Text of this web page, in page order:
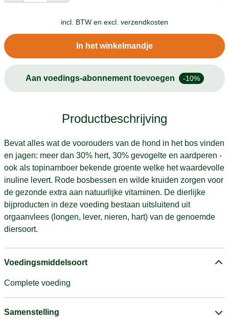
incl. BTW en excl. verzendkosten
In het winkelmandje
Aan voedings-abonnement toevoegen -10%
Productbeschrijving
Bevat alles wat de voorouders van de hond in het bos vinden
en jagen: meer dan 30% hert, 30% gevogelte en aardperen -
ook als topinamboer bekende groente welke het waardevolle
inuline levert. Rode bosbessen en wilde kruiden zorgen voor
de gezonde extra aan natuurlijke vitaminen. De dierlijke
bijproducten in deze voeding bestaan uitsluitend uit
orgaanvlees (longen, lever, nieren, hart) van de genoemde
diersoort.
Voedingsmiddelsoort
Complete voeding
Samenstelling